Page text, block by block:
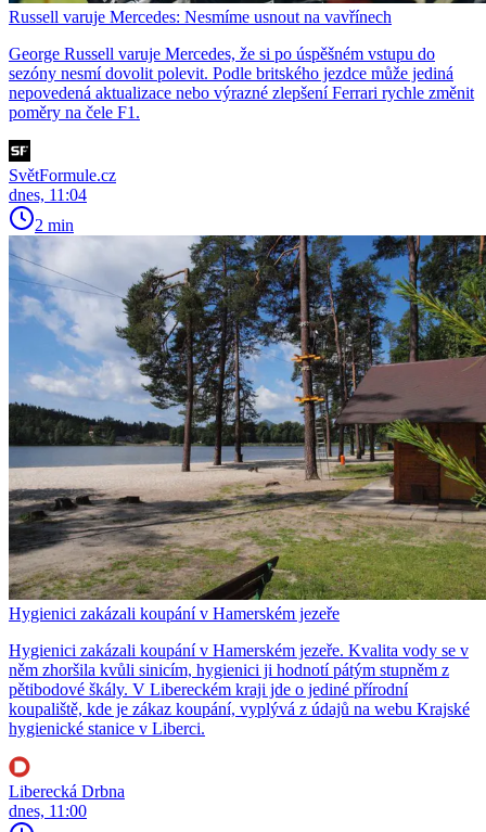
Russell varuje Mercedes: Nesmíme usnout na vavřínech
George Russell varuje Mercedes, že si po úspěšném vstupu do
sezóny nesmí dovolit polevit. Podle britského jezdce může jediná
nepovedená aktualizace nebo výrazné zlepšení Ferrari rychle změnit
poměry na čele F1.
SvětFormule.cz
dnes, 11:04
2 min
Hygienici zakázali koupání v Hamerském jezeře
Hygienici zakázali koupání v Hamerském jezeře. Kvalita vody se v
něm zhoršila kvůli sinicím, hygienici ji hodnotí pátým stupněm z
pětibodové škály. V Libereckém kraji jde o jediné přírodní
koupaliště, kde je zákaz koupání, vyplývá z údajů na webu Krajské
hygienické stanice v Liberci.
Liberecká Drbna
dnes, 11:00